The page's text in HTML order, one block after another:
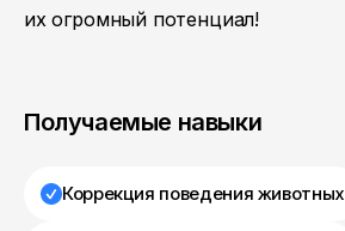
их огромный потенциал!
Получаемые навыки
Коррекция поведения животных